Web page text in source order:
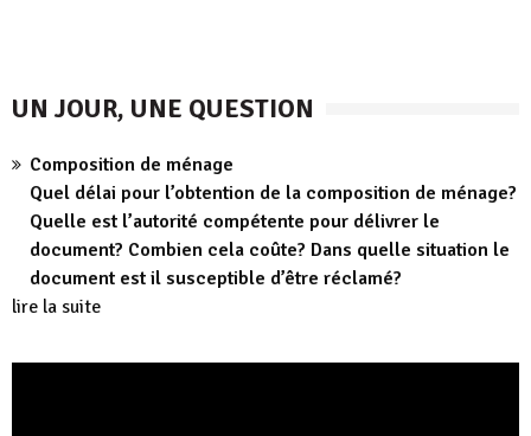
UN JOUR, UNE QUESTION
Composition de ménage
Quel délai pour l’obtention de la composition de ménage?
Quelle est l’autorité compétente pour délivrer le
document? Combien cela coûte? Dans quelle situation le
document est il susceptible d’être réclamé?
lire la suite